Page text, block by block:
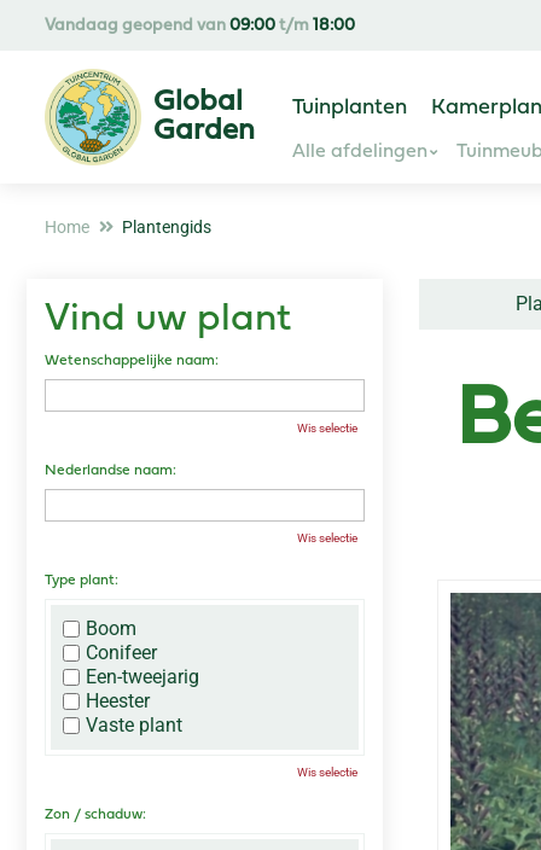
Home Plantengids
Vandaag geopend van 09:00 t/m 18:00
Tuinplanten
Alle afdelingen
Vind uw plant
Wetenschappelijke naam:
Wis selectie
Nederlandse naam:
Wis selectie
Type plant:
Boom
Conifeer
Een-tweejarig
Heester
Vaste plant
Wis selectie
Zon / schaduw: